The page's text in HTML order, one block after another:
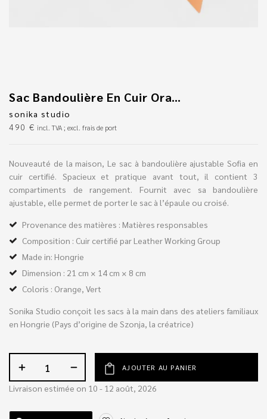
Sac Bandoulière En Cuir Orange
sonika studio
490 € incl. TVA ; excl. frais de port
Nouveauté de la maison, Le sac à bandoulière ajustable Sofia en
cuir certifié. Spacieux et pratique avant tout, il contient 3
compartiments de rangement. Fournit avec sa bandoulière
ajustable, elle permet de porter le sac à l’épaule ou croisé.
Provenance des matières : Matières responsables
Composition : Cuir certifié par Leather Working Group
Made in: Hongrie
Dimension : 21 cm × 14 cm × 8 cm
Coloris : Orange, Vert
Sonika Studio conçoit les sacs à la main dans des ateliers familiaux
en Hongrie (Pays d’origine de Szonja, la créatrice)
AJOUTER AU PANIER
Livraison estimée on 10 - 12 août, 2026